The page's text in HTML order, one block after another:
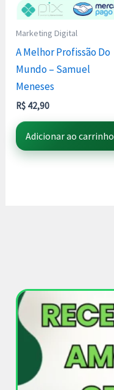
Marketing Digital
A Melhor Profissão Do
Mundo – Samuel
Meneses
R$ 42,90
Adicionar ao carrinho